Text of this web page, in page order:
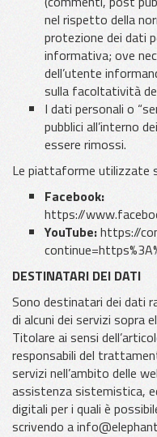
nel rispetto della
protezione dei dati
informativa; ove
dell’utente
sulla facoltatività
I dati personali o
pubblici all’interno
essere rimossi.
Le piattaforme utilizzate
Facebook:
https://
YouTube:https://
DESTINATARI DEI DATI
Sono destinatari dei dati
di alcuni dei servizi sopra
Titolare ai sensi
responsabili del
servizi nell’ambito delle
assistenza sistemistica,
digitali per i quali è
scrivendo a